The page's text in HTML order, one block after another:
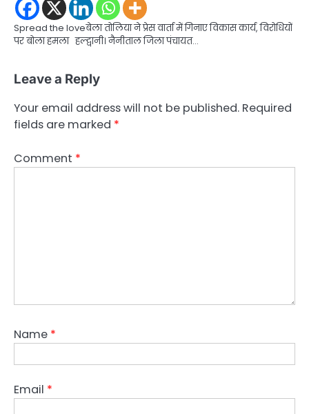
Spread the loveबेला तोलिया ने प्रेस वार्ता में गिनाए विकास कार्य, विरोधियों
पर बोला हमला हल्द्वानी। नैनीताल जिला पंचायत…
Leave a Reply
Your email address will not be published. Required
fields are marked *
Comment *
Name *
Email *